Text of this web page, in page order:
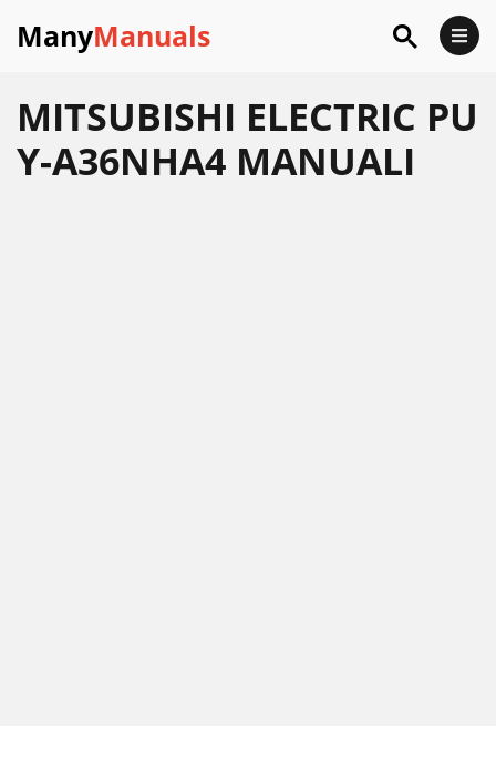
ManyManuals
MITSUBISHI ELECTRIC PU
Y-A36NHA4 MANUALI